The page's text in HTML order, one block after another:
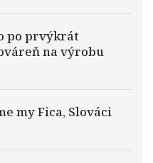
po prvýkrát
na výrobu
my Fica, Slováci